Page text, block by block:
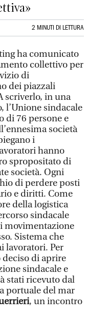
2 MINUTI DI LETTURA
ha comunicato
collettivo per
di
dei piazzali
scriverlo, in una
l’Unione sindacale
di 76 persone e
società
i
hanno
spropositato di
società. Ogni
di perdere posti
e diritti. Come
della logistica
sindacale
movimentazione
Sistema che
lavoratori. Per
di aprire
sindacale e
stati ricevuto dal
portuale del mar
, un incontro